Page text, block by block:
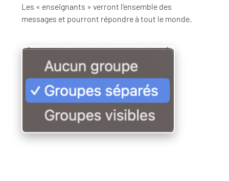
Les « enseignants » verront l’ensemble des
messages et pourront répondre à tout le monde.